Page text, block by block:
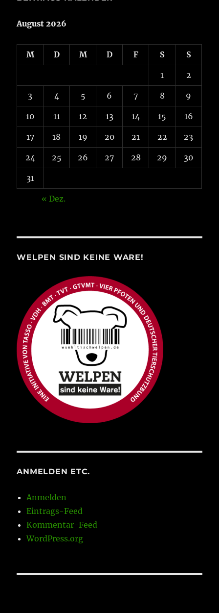
August 2026
M D M D F S S
1 2
3 4 5 6 7 8 9
10 11 12 13 14 15 16
17 18 19 20 21 22 23
24 25 26 27 28 29 30
31
« Dez.
WELPEN SIND KEINE WARE!
ANMELDEN ETC.
Anmelden
Eintrags-Feed
Kommentar-Feed
WordPress.org